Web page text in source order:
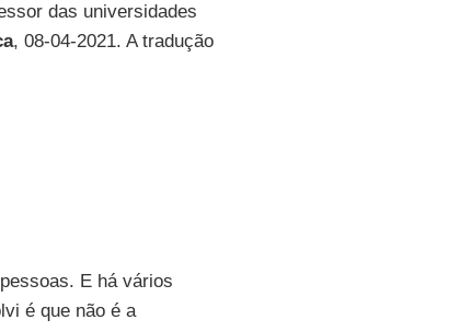
das universidades
, 08-04-2021. A tradução
E há vários
é que não é a